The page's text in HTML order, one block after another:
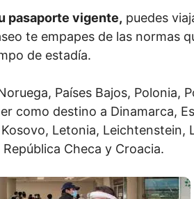
pasaporte vigente, puedes
te empapes de las normas
de estadía.
Países Bajos, Polonia,
como destino a Dinamarca,
Letonia,
Checa y Croacia.